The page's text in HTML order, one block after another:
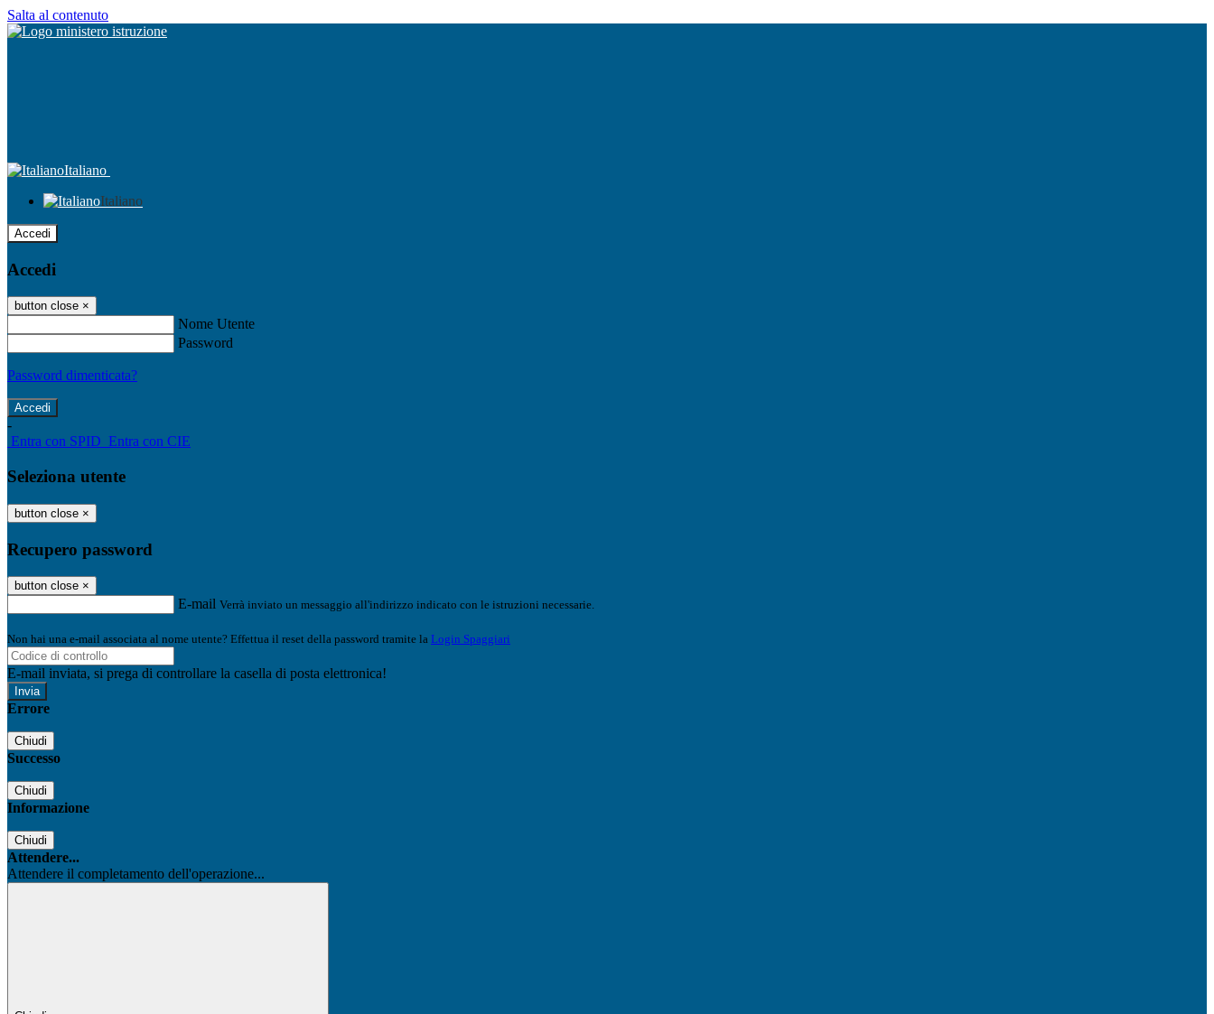
Salta al contenuto
Italiano
Italiano
Accedi
Accedi
button close ×
Nome Utente
Password
Password dimenticata?
-
Entra con SPID Entra con CIE
Seleziona utente
button close ×
Recupero password
button close ×
E-mail Verrà inviato un messaggio all'indirizzo indicato con le istruzioni necessarie.
Non hai una e-mail associata al nome utente? Effettua il reset della password tramite la Login Spaggiari
E-mail inviata, si prega di controllare la casella di posta elettronica!
Errore
Chiudi
Successo
Chiudi
Informazione
Chiudi
Attendere...
Attendere il completamento dell'operazione...